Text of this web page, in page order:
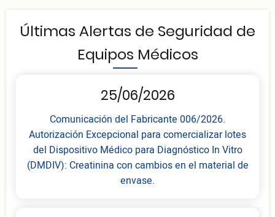
Últimas Alertas de Seguridad de
Equipos Médicos
25/06/2026
Comunicación del Fabricante 006/2026.
Autorización Excepcional para comercializar lotes
del Dispositivo Médico para Diagnóstico In Vitro
(DMDIV): Creatinina con cambios en el material de
envase.